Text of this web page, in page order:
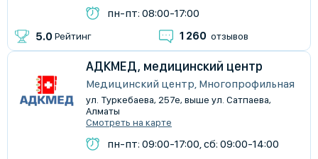
пн-пт: 08:00-17:00
5.0 Рейтинг 1 260 отзывов
АДКМЕД, медицинский центр
Медицинский центр, Многопрофильная
ул. Туркебаева, 257е, выше ул. Сатпаева,
Алматы
Смотреть на карте
пн-пт: 09:00-17:00, сб: 09:00-14:00